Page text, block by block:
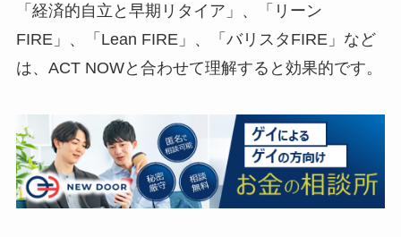
「経済的自立と早期リタイア」、「リーン
FIRE」、「Lean FIRE」、「バリスタFIRE」など
は、ACT NOWと合わせて理解すると効果的です。